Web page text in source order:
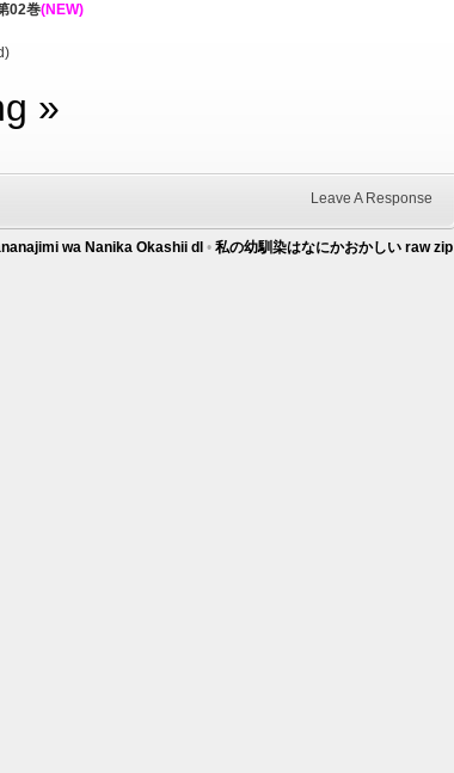
02巻(NEW)
»
Leave A Response
wa Nanika Okashii dl • 私の幼馴染はなにかおかしい raw zip